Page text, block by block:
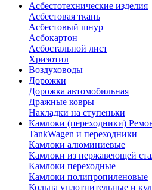
Асбестотехнические изделия
Асбестовая ткань
Асбестовый шнур
Асбокартон
Асбостальной лист
Хризотил
Воздуховоды
Дорожки
Дорожка автомобильная
Дражные ковры
Накладки на ступеньки
Камлоки (переходники)
TankWagen и переходники
Камлоки алюминиевые
Камлоки из нержавеющей
Камлоки переходные
Камлоки полипропиленовые
Кольца уплотнительные и